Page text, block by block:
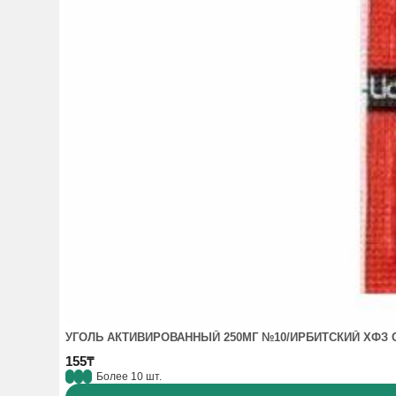
УГОЛЬ АКТИВИРОВАННЫЙ 250МГ №10/ИРБИТСКИЙ ХФЗ
155₸
Более 10 шт.